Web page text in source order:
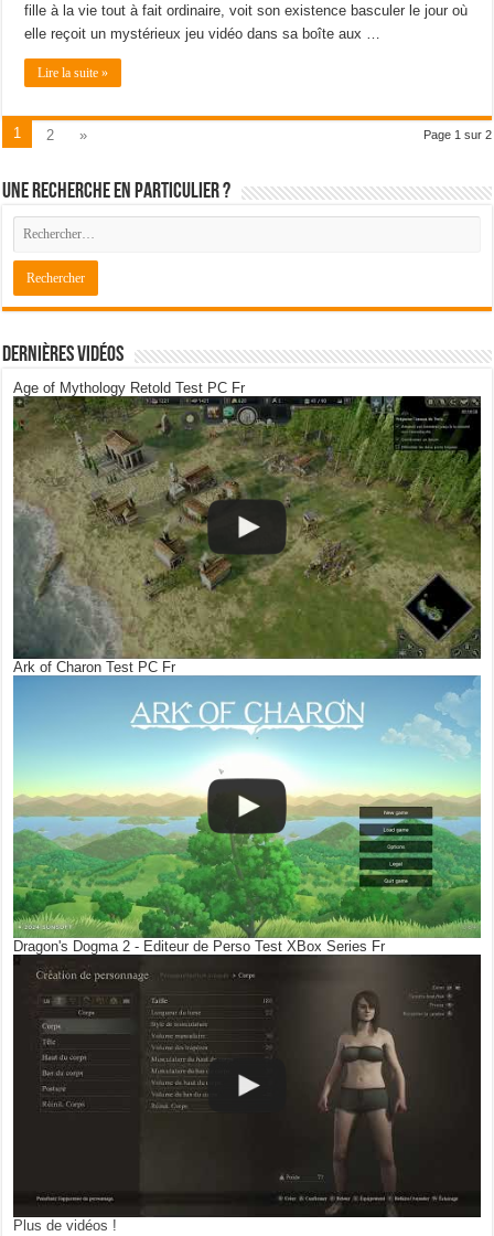
fille à la vie tout à fait ordinaire, voit son existence basculer le jour où
elle reçoit un mystérieux jeu vidéo dans sa boîte aux …
Lire la suite »
Page 1 sur 2
1 2 »
Une recherche en particulier ?
Dernières Vidéos
Age of Mythology Retold Test PC Fr
Ark of Charon Test PC Fr
Dragon's Dogma 2 - Editeur de Perso Test XBox Series Fr
Plus de vidéos !